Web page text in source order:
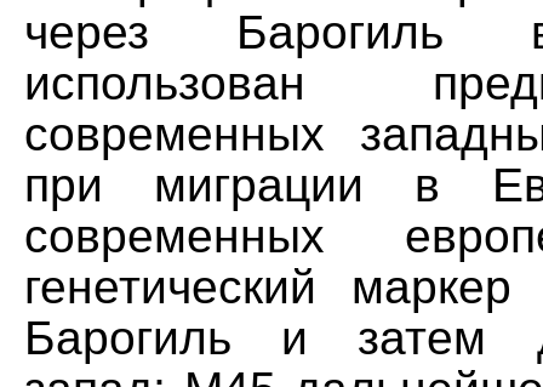
через Барогиль
использован
современных
при миграции в
современных
генетический
Барогиль и затем